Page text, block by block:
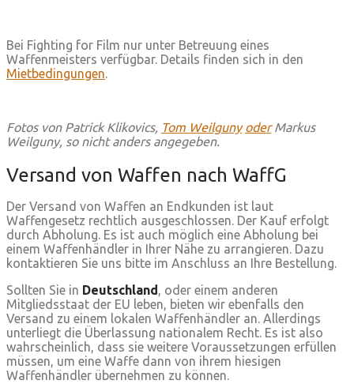
Bei Fighting for Film nur unter Betreuung eines
Waffenmeisters verfügbar. Details finden sich in den
Mietbedingungen.
Fotos von Patrick Klikovics, Tom Weilguny oderMarkus
Weilguny, so nicht anders angegeben.
Versand von Waffen nach WaffG
Der Versand von Waffen an Endkunden ist laut
Waffengesetz rechtlich ausgeschlossen. Der Kauf erfolgt
durch Abholung. Es ist auch möglich eine Abholung bei
einem Waffenhändler in Ihrer Nähe zu arrangieren. Dazu
kontaktieren Sie uns bitte im Anschluss an Ihre Bestellung.
Sollten Sie in Deutschland, oder einem anderen
Mitgliedsstaat der EU leben, bieten wir ebenfalls den
Versand zu einem lokalen Waffenhändler an. Allerdings
unterliegt die Überlassung nationalem Recht. Es ist also
wahrscheinlich, dass sie weitere Voraussetzungen erfüllen
müssen, um eine Waffe dann von ihrem hiesigen
Waffenhändler übernehmen zu können.